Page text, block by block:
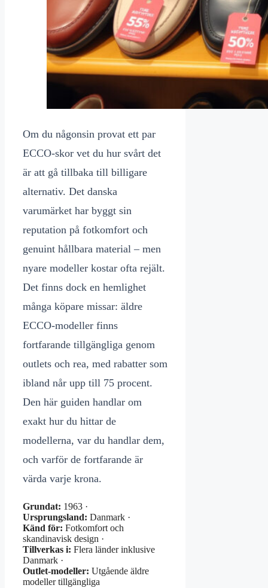
Om du någonsin provat ett par
ECCO-skor vet du hur svårt det
är att gå tillbaka till billigare
alternativ. Det danska
varumärket har byggt sin
reputation på fotkomfort och
genuint hållbara material – men
nyare modeller kostar ofta rejält.
Det finns dock en hemlighet
många köpare missar: äldre
ECCO-modeller finns
fortfarande tillgängliga genom
outlets och rea, med rabatter som
ibland når upp till 75 procent.
Den här guiden handlar om
exakt hur du hittar de
modellerna, var du handlar dem,
och varför de fortfarande är
värda varje krona.
Grundat: 1963 ·
Ursprungsland: Danmark ·
Känd för: Fotkomfort och
skandinavisk design ·
Tillverkas i: Flera länder inklusive
Danmark ·
Outlet-modeller: Utgående äldre
modeller tillgängliga